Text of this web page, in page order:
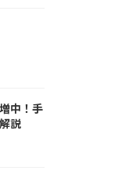
中！手
説